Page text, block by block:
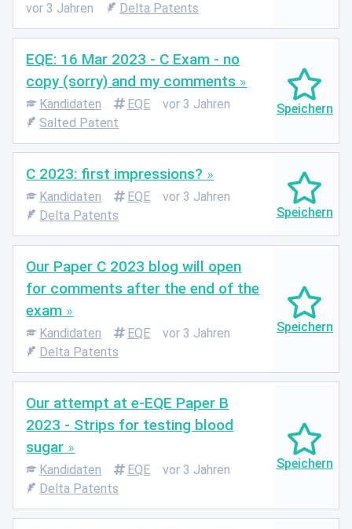
vor 3 Jahren
Delta Patents
EQE: 16 Mar 2023 - C Exam - no
copy (sorry) and my comments
Kandidaten EQE
vor 3 Jahren
Salted Patent
C 2023: first impressions?
Kandidaten EQE
vor 3 Jahren
Delta Patents
Our Paper C 2023 blog will open
for comments after the end of the
exam
Kandidaten EQE
vor 3 Jahren
Delta Patents
Our attempt at e-EQE Paper B
2023 - Strips for testing blood
sugar
Kandidaten EQE
vor 3 Jahren
Delta Patents